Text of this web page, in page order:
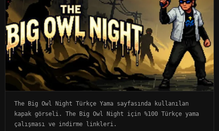
The Big Owl Night Türkçe Yama sayfasında kullanılan
kapak görseli. The Big Owl Night için %100 Türkçe yama
çalışması ve indirme linkleri.